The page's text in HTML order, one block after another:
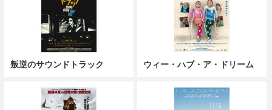
叛逆のサウンドトラック ウィー・ハブ・ア・ドリーム